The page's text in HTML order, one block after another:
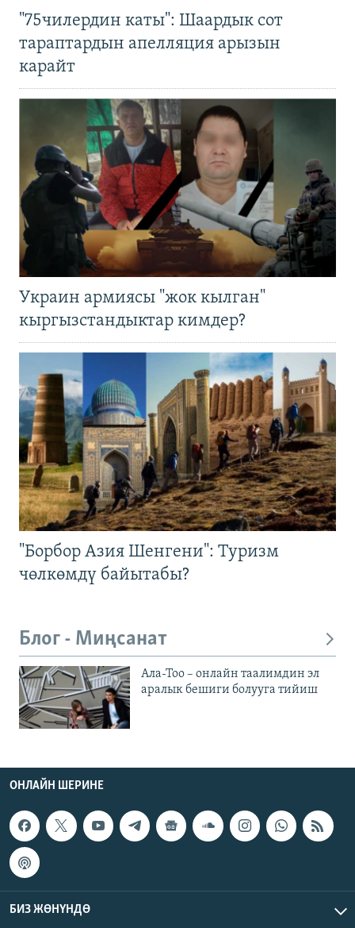
"75чилердин каты": Шаардык сот
тараптардын апелляция арызын
карайт
Украин армиясы "жок кылган"
кыргызстандыктар кимдер?
"Борбор Азия Шенгени": Туризм
чөлкөмдү байытабы?
Блог - Миңсанат
Ала-Тоо – онлайн таалимдин эл
аралык бешиги болууга тийиш
ОНЛАЙН ШЕРИНЕ
БИЗ ЖӨНҮНДӨ